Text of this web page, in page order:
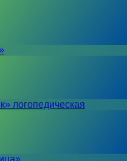
логопедическая